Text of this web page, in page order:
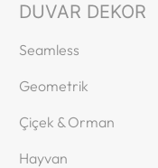
DUVAR DEKOR
Seamless
Geometrik
Çiçek & Orman
Hayvan